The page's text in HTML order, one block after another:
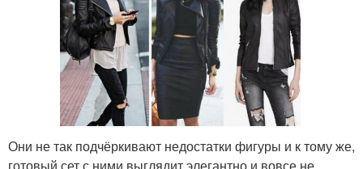
Они не так подчёркивают недостатки фигуры и к тому же,